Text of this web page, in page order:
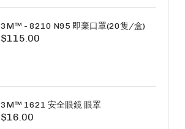
3M™ - 8210 N95 即棄口罩(20隻/盒)
$115.00
3M™ 1621 安全眼鏡 眼罩
$16.00